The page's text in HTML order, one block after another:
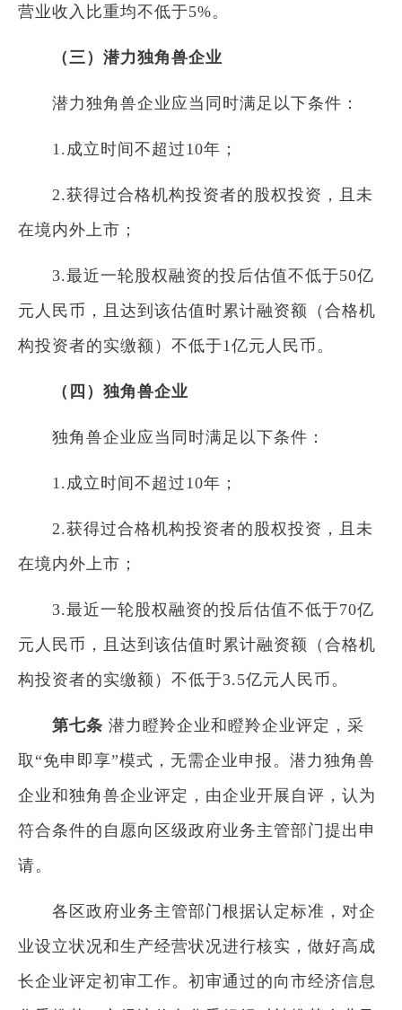
营业收入比重均不低于5%。
（三）潜力独角兽企业
潜力独角兽企业应当同时满足以下条件：
1.成立时间不超过10年；
2.获得过合格机构投资者的股权投资，且未
在境内外上市；
3.最近一轮股权融资的投后估值不低于50亿
元人民币，且达到该估值时累计融资额（合格机
构投资者的实缴额）不低于1亿元人民币。
（四）独角兽企业
独角兽企业应当同时满足以下条件：
1.成立时间不超过10年；
2.获得过合格机构投资者的股权投资，且未
在境内外上市；
3.最近一轮股权融资的投后估值不低于70亿
元人民币，且达到该估值时累计融资额（合格机
构投资者的实缴额）不低于3.5亿元人民币。
第七条 潜力瞪羚企业和瞪羚企业评定，采
取“免申即享”模式，无需企业申报。潜力独角兽
企业和独角兽企业评定，由企业开展自评，认为
符合条件的自愿向区级政府业务主管部门提出申
请。
各区政府业务主管部门根据认定标准，对企
业设立状况和生产经营状况进行核实，做好高成
长企业评定初审工作。初审通过的向市经济信息